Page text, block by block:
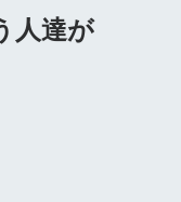
人達が